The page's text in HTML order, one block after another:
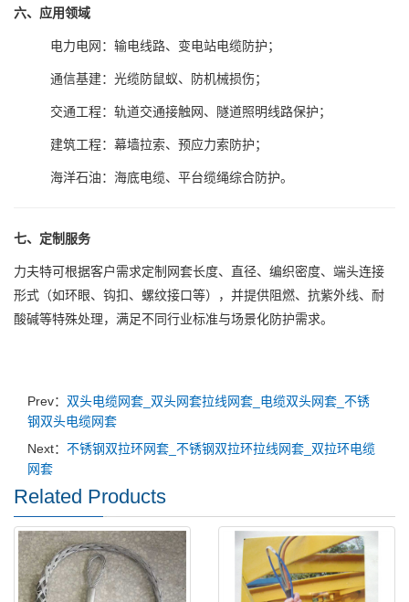
六、应用领域
电力电网：输电线路、变电站电缆防护；
通信基建：光缆防鼠蚁、防机械损伤；
交通工程：轨道交通接触网、隧道照明线路保护；
建筑工程：幕墙拉索、预应力索防护；
海洋石油：海底电缆、平台缆绳综合防护。
七、定制服务
力夫特可根据客户需求定制网套长度、直径、编织密度、端头连接
形式（如环眼、钩扣、螺纹接口等），并提供阻燃、抗紫外线、耐
酸碱等特殊处理，满足不同行业标准与场景化防护需求。
Prev： 双头电缆网套_双头网套拉线网套_电缆双头网套_不锈
钢双头电缆网套
Next： 不锈钢双拉环网套_不锈钢双拉环拉线网套_双拉环电缆
网套
Related Products